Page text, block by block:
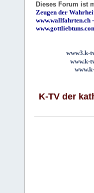
Dieses Forum ist
Zeugen der
www.wallfahrten.ch -
www3.k-
www.k-
K-TV der